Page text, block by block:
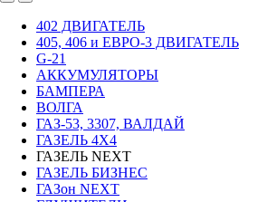
402 ДВИГАТЕЛЬ
405, 406 и ЕВРО-3 ДВИГАТЕЛЬ
G-21
АККУМУЛЯТОРЫ
БАМПЕРА
ВОЛГА
ГАЗ-53, 3307, ВАЛДАЙ
ГАЗЕЛЬ 4Х4
ГАЗЕЛЬ NEXT
ГАЗЕЛЬ БИЗНЕС
ГАЗон NEXT